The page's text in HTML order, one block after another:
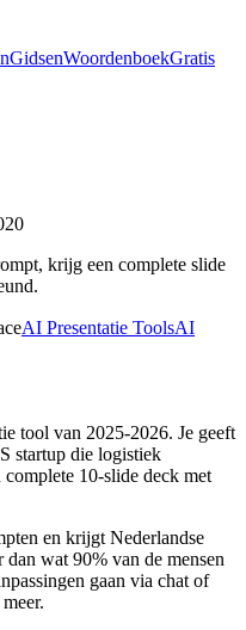
GidsenWoordenboekGratis
krijg een complete slide
AI Presentatie ToolsAI
tool van 2025-2026. Je geeft
startup die logistiek
10-slide deck met
en krijgt Nederlandse
wat 90% van de mensen
gaan via chat of